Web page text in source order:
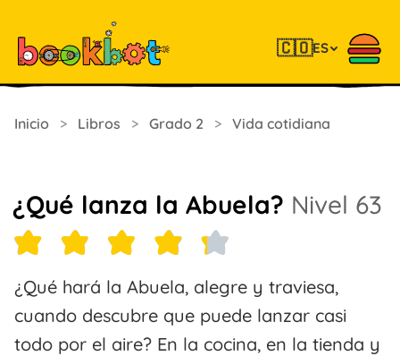
🇨🇴ES
Inicio > Libros > Grado 2 > Vida cotidiana
¿Qué lanza la Abuela? Nivel 63
¿Qué hará la Abuela, alegre y traviesa,
cuando descubre que puede lanzar casi
todo por el aire? En la cocina, en la tienda y